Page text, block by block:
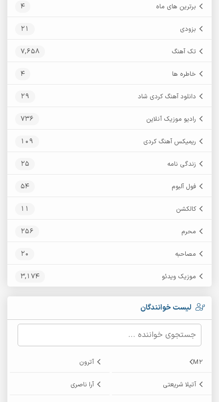
برترین های ماه 4
بزودی 21
تک آهنگ 7,658
خاطره ها 4
دانلود آهنگ کردی شاد 29
رادیو موزیک آنلاین 736
ریمیکس آهنگ کردی 109
زندگی نامه 25
فول آلبوم 54
کالکشن 11
محرم 256
مصاحبه 20
موزیک ویدئو 3,174
لیست خوانندگان
M2 آترون
آتیلا شریعتی آرا ناصری